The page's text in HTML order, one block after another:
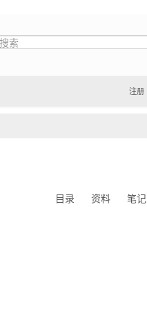
注册
笔记
资料
目录